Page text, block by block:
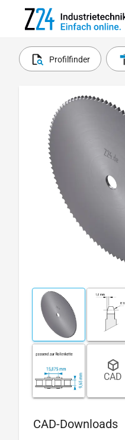
Profilfinder
CAD
CAD-Downloads